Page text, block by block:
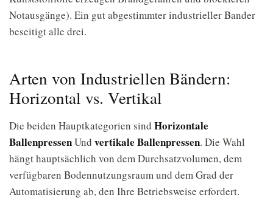
Notausgänge). Ein gut abgestimmter industrieller Bander
beseitigt alle drei.
Arten von Industriellen Bändern:
Horizontal vs. Vertikal
Die beiden Hauptkategorien sind Horizontale
BallenpressenUnd vertikale Ballenpressen. Die Wahl
hängt hauptsächlich von dem Durchsatzvolumen, dem
verfügbaren Bodennutzungsraum und dem Grad der
Automatisierung ab, den Ihre Betriebsweise erfordert.